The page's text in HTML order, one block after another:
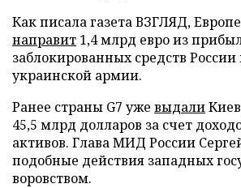
Как писала газета ВЗГЛЯД,
направит 1,4 млрд евро из
заблокированных средств
украинской армии.
Ранее страны G7 уже выдали
45,5 млрд долларов за счет
активов. Глава МИД России
подобные действия западных
воровством.